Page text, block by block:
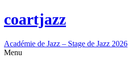
coartjazz
Académie de Jazz – Stage de Jazz 2026
Menu